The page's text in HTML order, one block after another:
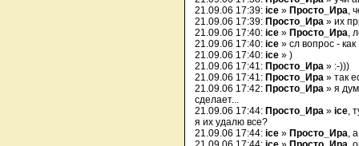
21.09.06 17:39: ice » Просто_Ира,
21.09.06 17:39: Просто_Ира » их
21.09.06 17:40: ice » Просто_Ира,
21.09.06 17:40: ice » сл вопрос - как
21.09.06 17:40: ice » )
21.09.06 17:41: Просто_Ира » :-)))
21.09.06 17:41: Просто_Ира » так
21.09.06 17:42: Просто_Ира » я
сделает...
21.09.06 17:44: Просто_Ира » ice,
я их удалю все?
21.09.06 17:44: ice » Просто_Ира,